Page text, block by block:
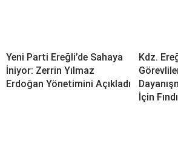
Yeni Parti Ereğli’de Sahaya
İniyor: Zerrin Yılmaz
Erdoğan Yönetimini Açıkladı
Kdz.
İçin